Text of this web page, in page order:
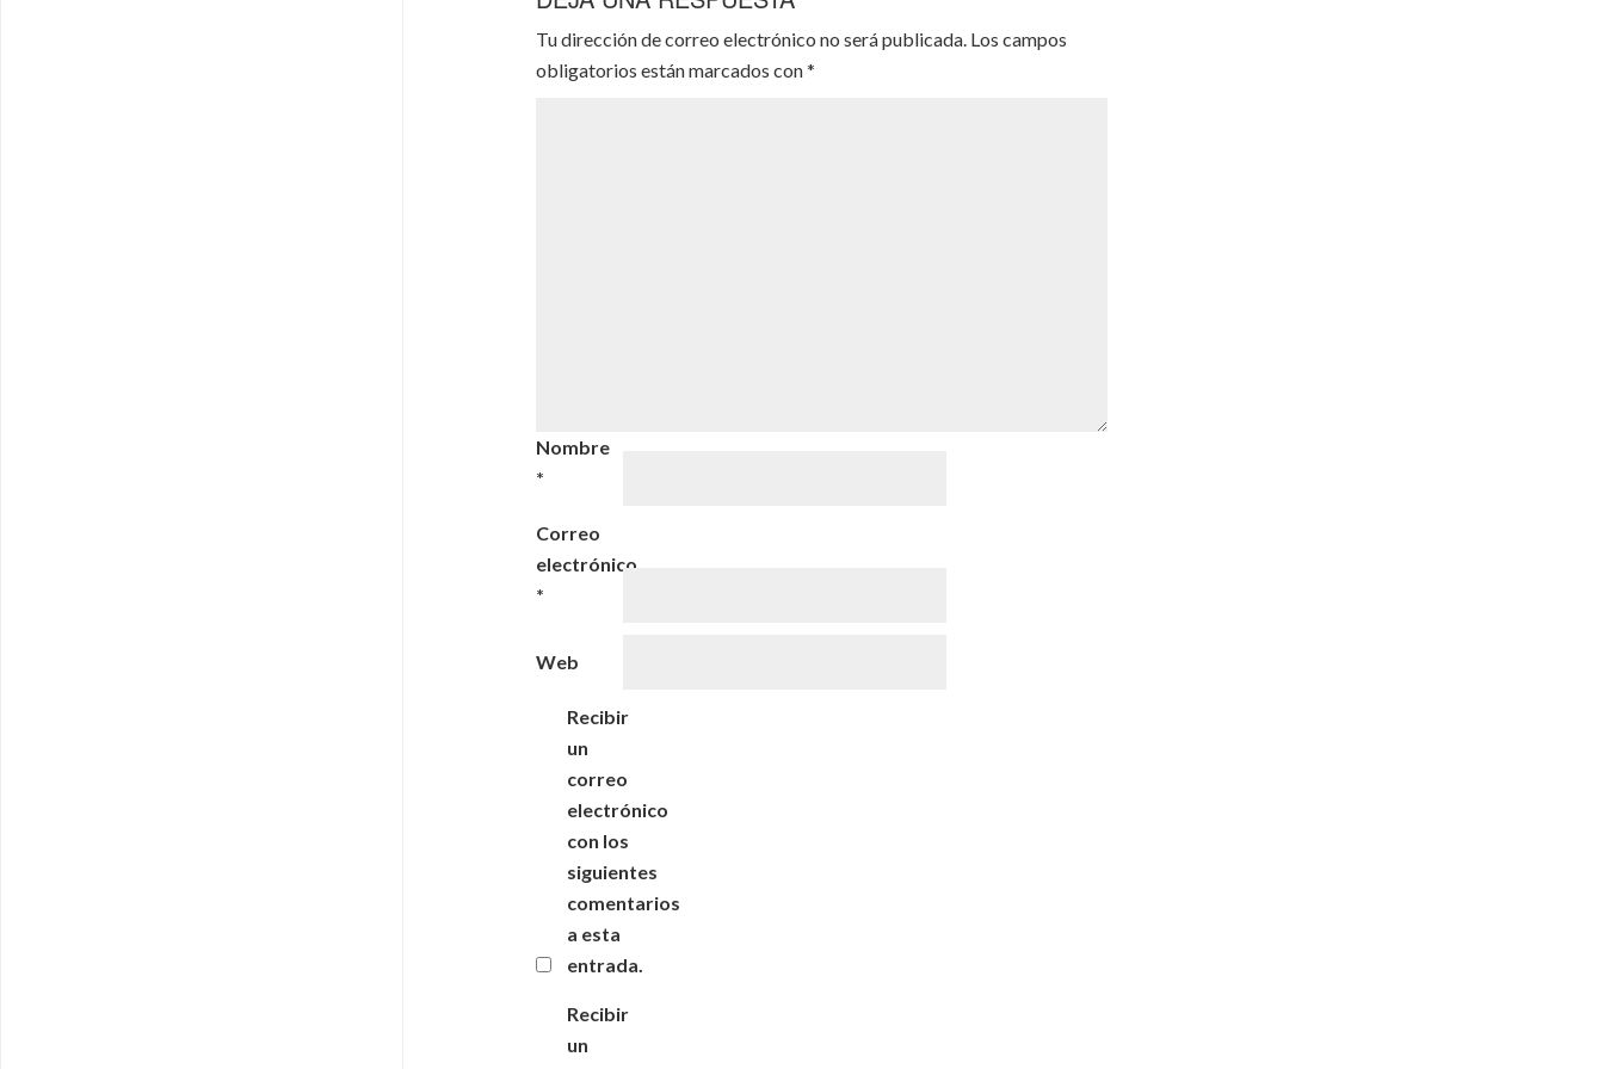
Tu dirección de correo electrónico no será publicada. Los campos
obligatorios están marcados con*
Nombre
*
Correo
electrónico
*
Web
Recibir
un
correo
electrónico
con los
siguientes
comentarios
a esta
entrada.
Recibir
un